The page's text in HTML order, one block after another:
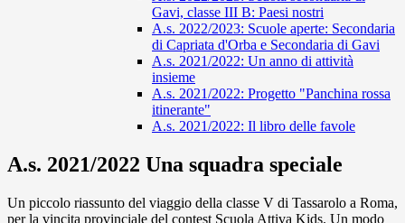
Gavi, classe III B: Paesi nostri
A.s. 2022/2023: Scuole aperte: Secondaria
di Capriata d'Orba e Secondaria di Gavi
A.s. 2021/2022: Un anno di attività
insieme
A.s. 2021/2022: Progetto "Panchina rossa
itinerante"
A.s. 2021/2022: Il libro delle favole
A.s. 2021/2022 Una squadra speciale
Un piccolo riassunto del viaggio della classe V di Tassarolo a Roma,
per la vincita provinciale del contest Scuola Attiva Kids. Un modo